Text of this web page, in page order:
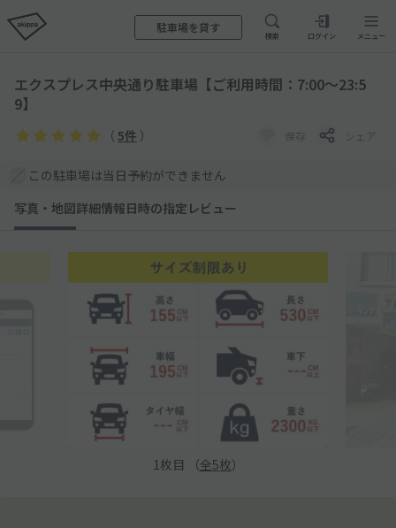
駐車場を貸す
検索 ログイン メニュー
エクスプレス中央通り駐車場【ご利用時間：7:00～23:5
9】
（ 5件 ） 保存 シェア
この駐車場は当日予約ができません
写真・地図詳細情報日時の指定 レビュー
1 枚目 （全5枚）